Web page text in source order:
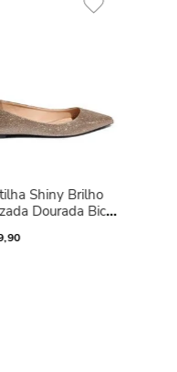
Shiny Brilho
Dourada Bico